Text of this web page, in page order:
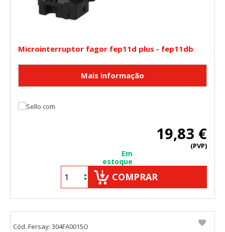
Microinterruptor fagor fep11d plus - fep11db
19,83 €
(PVP)
Em
estoque
COMPRAR
Cód. Fersay: 304FA0015O